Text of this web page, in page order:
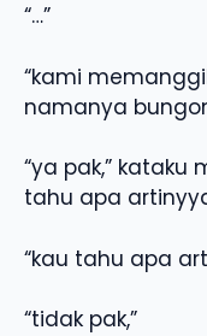
“…”
“kami
namanya
“ya pak,”
tahu apa
“kau tahu apa
“tidak pak,”